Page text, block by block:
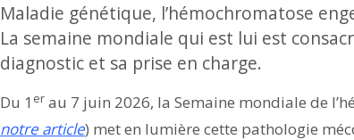
Maladie génétique, l’hémochromatose
La semaine mondiale qui est lui est
diagnostic et sa prise en charge.
Du 1 er au 7 juin 2026, la Semaine mondiale de
notre article) met en lumière cette pathologie